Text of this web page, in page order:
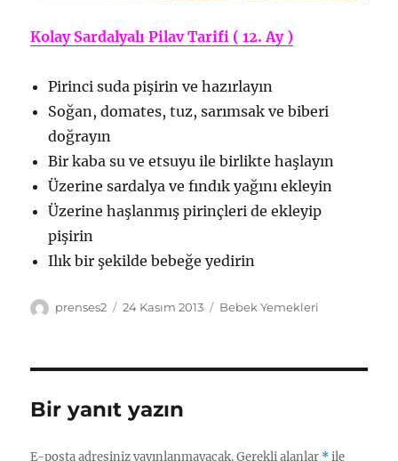
Kolay Sardalyalı Pilav Tarifi ( 12. Ay )
Pirinci suda pişirin ve hazırlayın
Soğan, domates, tuz, sarımsak ve biberi
doğrayın
Bir kaba su ve etsuyu ile birlikte haşlayın
Üzerine sardalya ve fındık yağını ekleyin
Üzerine haşlanmış pirinçleri de ekleyip
pişirin
Ilık bir şekilde bebeğe yedirin
Yazar
prenses2
Yayın
24 Kasım 2013 Kategoriler
Bebek Yemekleri
Bir yanıt yazın
E-posta adresiniz yayınlanmayacak. Gerekli alanlar *ile